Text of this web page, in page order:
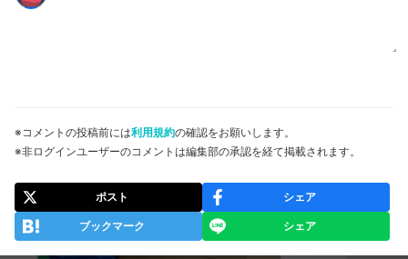
※コメントの投稿前には利用規約の確認をお願いします。
※非ログインユーザーのコメントは編集部の承認を経て掲載されます。
ポスト シェア
ブックマーク シェア